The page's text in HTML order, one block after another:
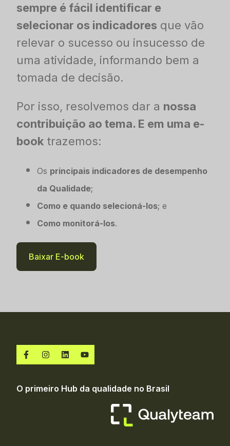
sempre é fácil identificar e
selecionar os indicadores que vão
relevar o sucesso ou insucesso de
uma atividade, informando bem a
tomada de decisão.
Por isso, resolvemos dar a nossa
contribuição ao tema. E em uma e-
book trazemos:
Os principais indicadores de desempenho
da Qualidade;
Como e quando selecioná-los; e
Como monitorá-los.
Baixar E-book
O primeiro Hub da qualidade no Brasil